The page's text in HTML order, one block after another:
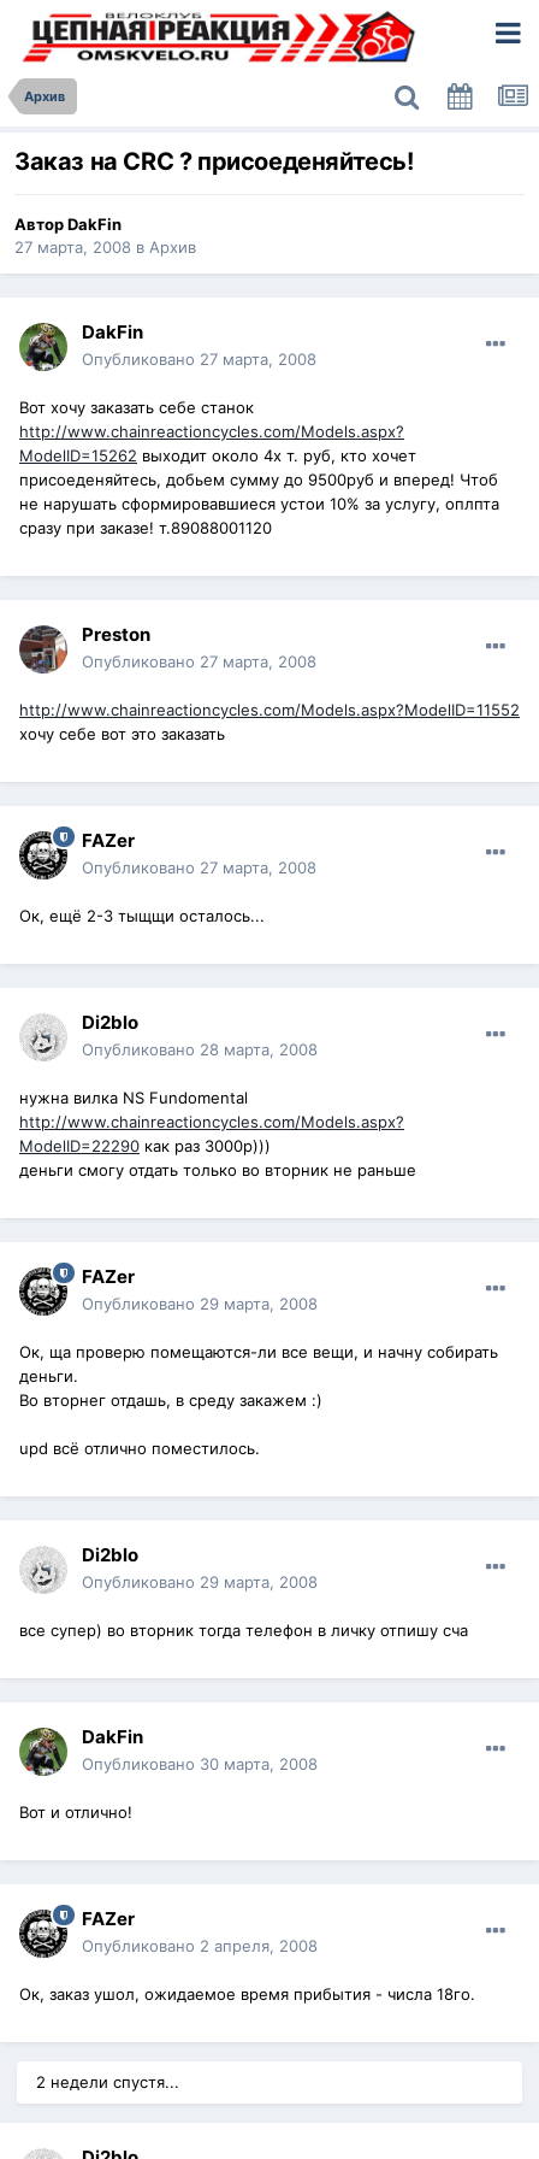
Архив
Заказ на CRC ? присоеденяйтесь!
АвторDakFin
27 марта, 2008 в Архив
DakFin
Опубликовано 27 марта, 2008
Вот хочу заказать себе станок
http://www.chainreactioncycles.com/Models.aspx?
ModelID=15262 выходит около 4х т. руб, кто хочет
присоеденяйтесь, добьем сумму до 9500руб и вперед! Чтоб
не нарушать сформировавшиеся устои 10% за услугу, оплпта
сразу при заказе! т.89088001120
Preston
Опубликовано 27 марта, 2008
http://www.chainreactioncycles.com/Models.aspx?ModelID=11552
хочу себе вот это заказать
FAZer
Опубликовано 27 марта, 2008
Ок, ещё 2-3 тыщщи осталось...
Di2blo
Опубликовано 28 марта, 2008
нужна вилка NS Fundomental
http://www.chainreactioncycles.com/Models.aspx?
ModelID=22290 как раз 3000р)))
деньги смогу отдать только во вторник не раньше
FAZer
Опубликовано 29 марта, 2008
Ок, ща проверю помещаются-ли все вещи, и начну собирать
деньги.
Во вторнег отдашь, в среду закажем :)
upd всё отлично поместилось.
Di2blo
Опубликовано 29 марта, 2008
все супер) во вторник тогда телефон в личку отпишу сча
DakFin
Опубликовано 30 марта, 2008
Вот и отлично!
FAZer
Опубликовано 2 апреля, 2008
Ок, заказ ушол, ожидаемое время прибытия - числа 18го.
2 недели спустя...